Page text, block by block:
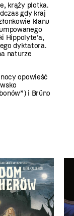
krąży plotka.
gdy kraj
klanu
Hippolyte’a,
dyktatora.
naturze
opowieść
i Brüno